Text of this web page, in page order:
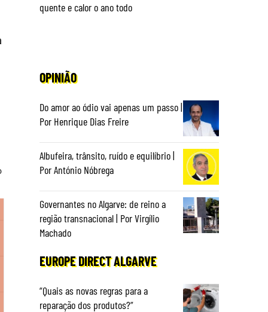
quente e calor o ano todo
OPINIÃO
Do amor ao ódio vai apenas um passo |
Por Henrique Dias Freire
Albufeira, trânsito, ruído e equilíbrio |
Por António Nóbrega
Governantes no Algarve: de reino a
região transnacional | Por Virgílio
Machado
EUROPE DIRECT ALGARVE
“Quais as novas regras para a
reparação dos produtos?”